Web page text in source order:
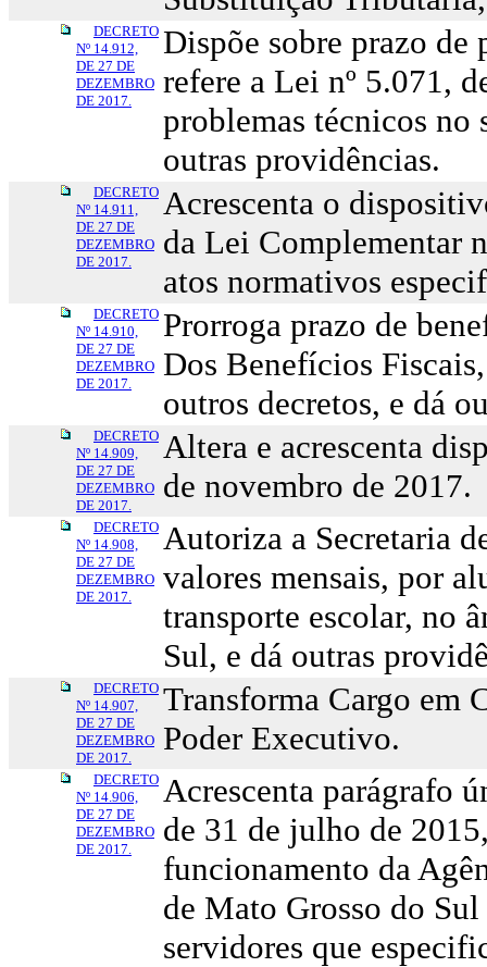
DECRETO
Nº 14.912,
DE 27 DE
DEZEMBRO
DE 2017.
Dispõe sobre prazo de
refere a Lei nº 5.071,
problemas técnicos no
outras providências.
DECRETO
Nº 14.911,
DE 27 DE
DEZEMBRO
DE 2017.
Acrescenta o
da Lei Complementar
atos normativos
DECRETO
Nº 14.910,
DE 27 DE
DEZEMBRO
DE 2017.
Prorroga prazo de
Dos Benefícios
outros decretos, e dá
DECRETO
Nº 14.909,
DE 27 DE
DEZEMBRO
DE 2017.
Altera e acrescenta
de novembro de 2017.
DECRETO
Nº 14.908,
DE 27 DE
DEZEMBRO
DE 2017.
Autoriza a Secretaria
valores mensais, por
transporte escolar, no
Sul, e dá outras
DECRETO
Nº 14.907,
DE 27 DE
DEZEMBRO
DE 2017.
Transforma Cargo em
Poder Executivo.
DECRETO
Nº 14.906,
DE 27 DE
DEZEMBRO
DE 2017.
Acrescenta parágrafo
de 31 de julho de
funcionamento da
de Mato Grosso do
servidores que